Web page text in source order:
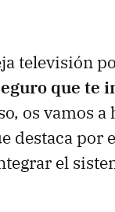
televisión
que te
os vamos
destaca por
el